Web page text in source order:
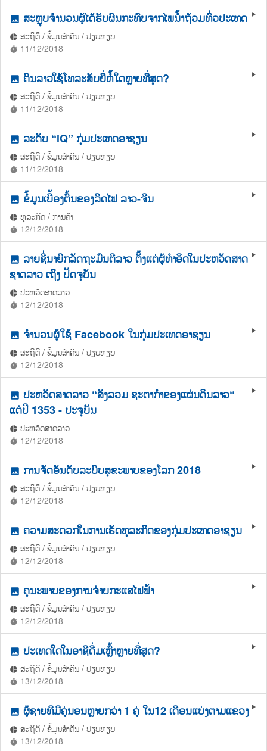
play_arrow
photo ສະຫຼຸບຈຳນວນຜູ້ໄດ້ຮັບຜົນກະທົບຈາກໄພນ້ຳຖ້ວມທົ່ວປະເທດ
pie_chart ສະຖິຕິ / ຂໍ້ມູນສຳຄັນ / ປຽບທຽບ
timer 11/12/2018
play_arrow
photo ຄົນລາວໃຊ້ໂທລະສັບຍີ່ຫໍ້ໃດຫຼາຍທີ່ສຸດ?
pie_chart ສະຖິຕິ / ຂໍ້ມູນສຳຄັນ / ປຽບທຽບ
timer 11/12/2018
play_arrow
photo ລະດັບ “iQ” ກຸ່ມປະເທດອາຊຽນ
pie_chart ສະຖິຕິ / ຂໍ້ມູນສຳຄັນ / ປຽບທຽບ
timer 11/12/2018
play_arrow
photo ຂໍ້ມູນເບື້ອງຕົ້ນຂອງລົດໄຟ ລາວ-ຈີນ
pie_chart ທຸລະກິດ / ການຄ້າ
timer 12/12/2018
play_arrow
photo ລາຍຊື່ນາຍົກລັດຖະມົນຕີລາວ ຕັ້ງແຕ່ຜູ້ທຳອິດໃນປະຫວັດສາດ
ຊາດລາວ ເຖິງ ປັດຈຸບັນ
pie_chart ປະຫວັດສາດລາວ
timer 12/12/2018
play_arrow
photo ຈໍານວນຜູ້ໃຊ້ Facebook ໃນກຸ່ມປະເທດອາຊຽນ
pie_chart ສະຖິຕິ / ຂໍ້ມູນສຳຄັນ / ປຽບທຽບ
timer 12/12/2018
play_arrow
photo ປະຫວັດສາດລາວ “ສັງລວມ ຊະຕາກຳຂອງແຜ່ນດິນລາວ“
ແຕ່ປີ 1353 - ປະຈຸບັນ
pie_chart ປະຫວັດສາດລາວ
timer 12/12/2018
play_arrow
photo ການຈັດອັນດັບລະບົບສຸຂະພາບຂອງໂລກ 2018
pie_chart ສະຖິຕິ / ຂໍ້ມູນສຳຄັນ / ປຽບທຽບ
timer 12/12/2018
play_arrow
photo ຄວາມສະດວກໃນການເຮັດທຸລະກິດຂອງກຸ່ມປະເທດອາຊຽນ
pie_chart ສະຖິຕິ / ຂໍ້ມູນສຳຄັນ / ປຽບທຽບ
timer 12/12/2018
play_arrow
photo ຄຸນະພາບຂອງການຈ່າຍກະແສໄຟຟ້າ
pie_chart ສະຖິຕິ / ຂໍ້ມູນສຳຄັນ / ປຽບທຽບ
timer 12/12/2018
play_arrow
photo ປະເທດໃດໃນອາຊີດື່ມເຫຼົ້າຫຼາຍທີ່ສຸດ?
pie_chart ສະຖິຕິ / ຂໍ້ມູນສຳຄັນ / ປຽບທຽບ
timer 13/12/2018
play_arrow
photo ຜູ້ຊາຍທີມີຄູ່ນອນຫຼາຍກວ່າ 1 ຄູ່ ໃນ12 ເດືອນແບ່ງຕາມແຂວງ
pie_chart ສະຖິຕິ / ຂໍ້ມູນສຳຄັນ / ປຽບທຽບ
timer 13/12/2018